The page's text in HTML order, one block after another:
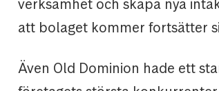
verksamhet och skapa nya
att bolaget kommer fortsätter
Även Old Dominion hade ett